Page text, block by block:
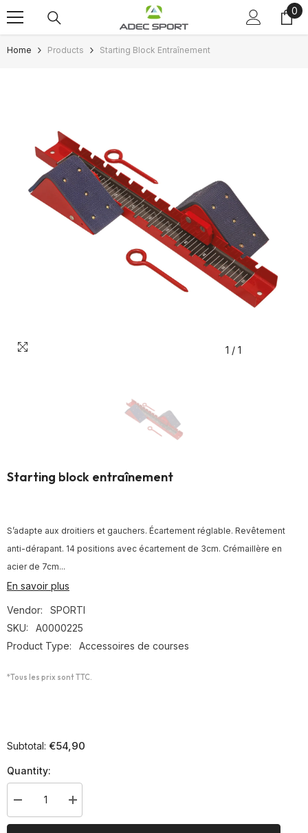
Skip to content 0
0
Home Products Starting Block Entraînement
1 / 1
Starting block entraînement
S’adapte aux droitiers et gauchers. Écartement réglable. Revêtement
anti-dérapant. 14 positions avec écartement de 3cm. Crémaillère en
acier de 7cm...
En savoir plus
Vendor:
SPORTI
SKU:
A0000225
Product Type:
Accessoires de courses
*Tous les prix sont TTC.
Subtotal: €54,90
Quantity:
Decrease
quantity
for
Increase
quantity
for